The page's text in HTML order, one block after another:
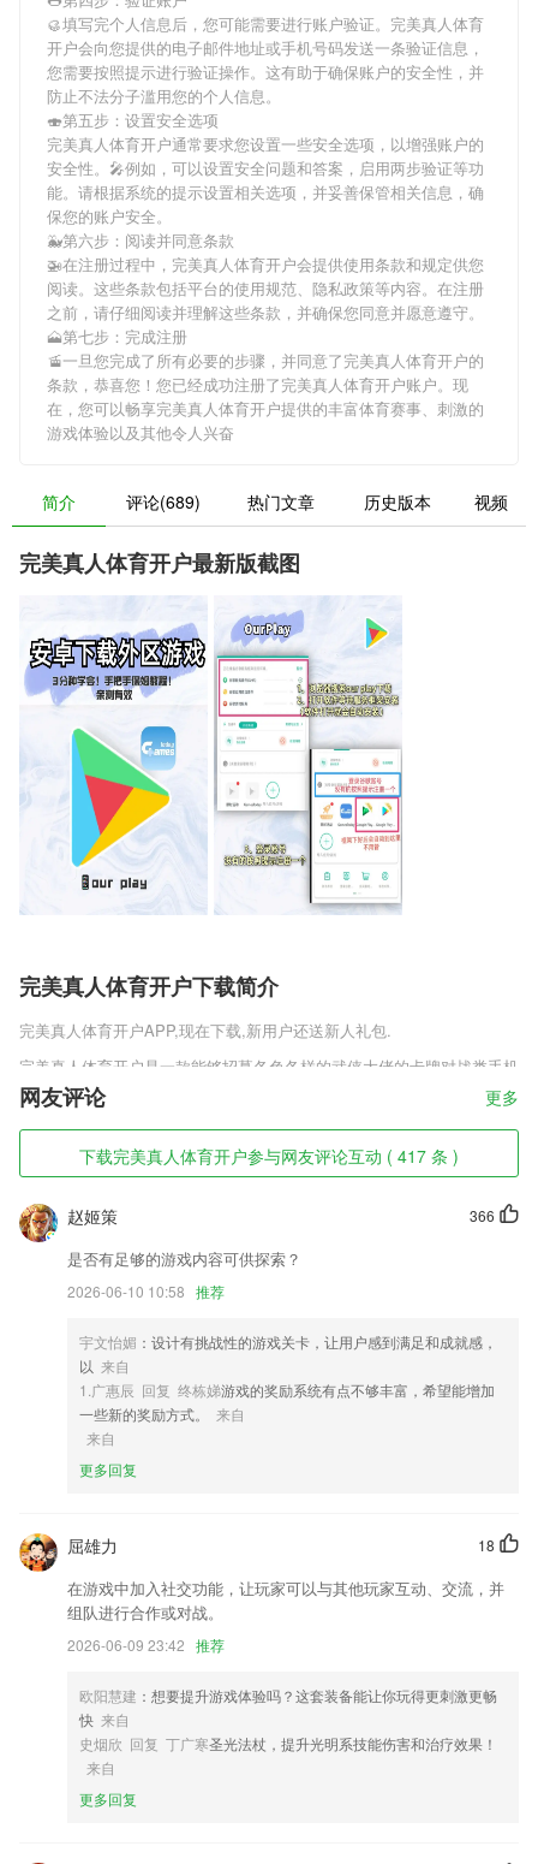
🥮填写完个人信息后，您可能需要进行账户验证。 完美真人体育
开户会向您提供的电子邮件地址或手机号码发送一条验证信息，
您需要按照提示进行验证操作。这有助于确保账户的安全性，并
防止不法分子滥用您的个人信息。
🍣第五步：设置安全选项
完美真人体育开户通常要求您设置一些安全选项，以增强账户的
安全性。🎤例如，可以设置安全问题和答案，启用两步验证等功
能。请根据系统的提示设置相关选项，并妥善保管相关信息，确
保您的账户安全。
🐳第六步：阅读并同意条款
🚁在注册过程中， 完美真人体育开户会提供使用条款和规定供您
阅读。这些条款包括平台的使用规范、隐私政策等内容。在注册
之前，请仔细阅读并理解这些条款，并确保您同意并愿意遵守。
🗻第七步：完成注册
🚡一旦您完成了所有必要的步骤，并同意了完美真人体育开户的
条款，恭喜您！您已经成功注册了完美真人体育开户账户。现
在，您可以畅享完美真人体育开户提供的丰富体育赛事、刺激的
游戏体验以及其他令人兴奋
简介 评论(689) 热门文章 历史版本 视频
完美真人体育开户最新版截图
完美真人体育开户下载简介
完美真人体育开户APP,现在下载,新用户还送新人礼包.
完美真人体育开户是一款能够招募各色各样的武侠大佬的卡牌对战类手机
游戏。残破的江湖世界里，黑暗的力量已经十分的强大，玩家需要侠客们
的鼎立想助，才能重新实现武林的繁华依旧。天机江湖手游最新版需要玩
家养成许许多多的盖世大侠，团结起来制霸江湖。
完美真人体育开户软件特色
1,手机里的扫描仪，自动识别文档边界生成扫描件
2,无限容量，无限照片和视频数量，手机有多少容量就能装多少照片。
3,* 农业食品企业用来管理绿色产品溯源。
5,酒店人员通过这款app就可以实现对酒店一些服务的操作和处理。
6,根据客户需求,准备相应的年度技术推荐和开发项目
完美真人体育开户软件优势
1.·成功地帮助了成千上万的中国孩子踏上了快乐的英语学习之旅
鹅旅行记、绿野仙踪、郑渊洁童话、托马斯和他的朋友们
3.各种课程都为你提供了高质量的学习必备软件，提高了孩子的认知。
4.超权威简单的手机学习软件，各种教学模式等都有，资料及时更新发
6.优化逻辑层和视图层通讯折损
完美真人体育开户更新了什么?
新增手机杀毒功能，守护您的手机安全；
网友评论 更多
下载完美真人体育开户参与网友评论互动 ( 417 条 )
366
赵姬策
是否有足够的游戏内容可供探索？
2026-06-10 10:58 推荐
宇文怡媚 ：设计有挑战性的游戏关卡，让用户感到满足和成就感，
以 来自
1.广惠辰 回复 终栋娣游戏的奖励系统有点不够丰富，希望能增加
一些新的奖励方式。
来自
来自
更多回复
18
屈雄力
在游戏中加入社交功能，让玩家可以与其他玩家互动、交流，并
组队进行合作或对战。
2026-06-09 23:42 推荐
欧阳慧建 ：想要提升游戏体验吗？这套装备能让你玩得更刺激更畅
快 来自
史烟欣 回复 丁广寒圣光法杖，提升光明系技能伤害和治疗效果！
来自
更多回复